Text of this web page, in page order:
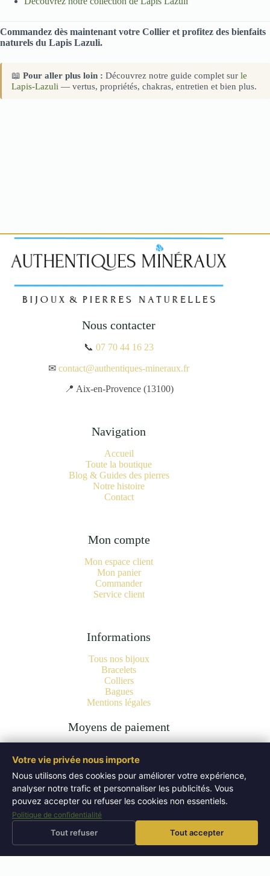
Commandez dès maintenant votre Collier et profitez des bienfaits
naturels du Lapis Lazuli.
📖 Pour aller plus loin : Découvrez notre guide complet sur le
Lapis-Lazuli — vertus, propriétés, chakras, entretien et bien plus.
Nous contacter
📞07 70 44 16 23
✉contact@authentiques-mineraux.fr
📍 Aix-en-Provence (13100)
Navigation
Accueil
Toute la boutique
Blog & Guides des pierres
Notre histoire
Contact
Mon compte
Mon espace client
Mon panier
Commander
Service client
Informations
Tous nos bijoux
Bracelets
Colliers
Bagues
Mentions légales
Moyens de paiement
Copyright © 2026 Bijoux Pierres Naturelles | Lithothérapie -
Authentiques Minéraux - WordPress Theme byCreative
Votre vie privée nous importe
Nous utilisons des cookies pour améliorer votre expérience,
analyser notre trafic et personnaliser les publicités. Vous
pouvez accepter ou refuser les cookies non essentiels.
Politique de confidentialité
Tout refuser Tout accepter